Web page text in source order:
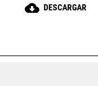
cloud_download DESCARGAR